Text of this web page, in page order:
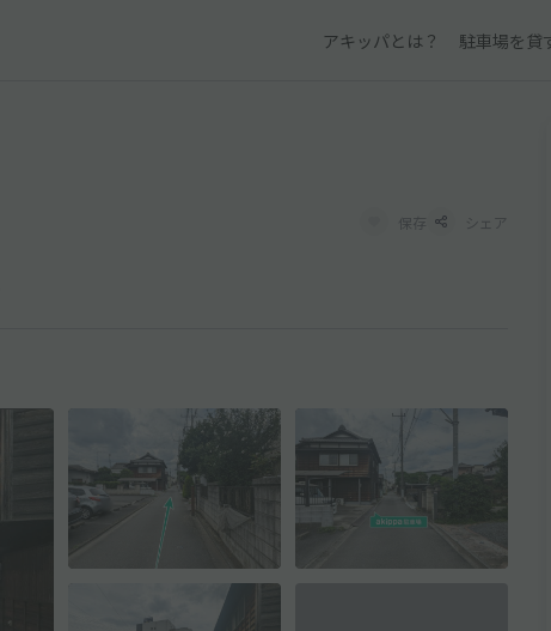
アキッパとは？ 駐車場を貸
保存 シェア